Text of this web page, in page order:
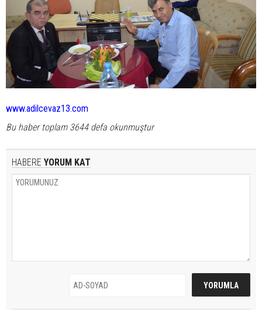
www.adilcevaz13.com
Bu haber toplam 3644 defa okunmuştur
HABERE YORUM KAT